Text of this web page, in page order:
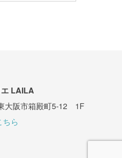
LAILA
大阪市箱殿町5-12 1F
ちら